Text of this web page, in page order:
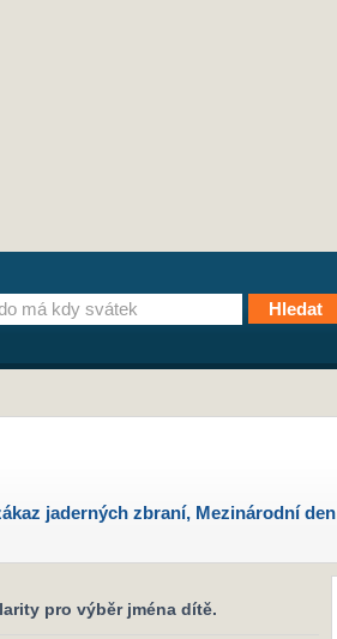
jaderných zbraní, Mezinárodní den
pro výběr jména dítě.